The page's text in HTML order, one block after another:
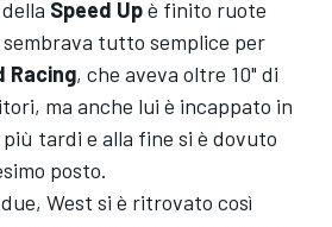
Speed Upè finito ruote
tutto semplice per
Racing, che aveva oltre 10" di
ma anche lui è incappato in
tardi e alla fine si è dovuto
posto.
West si è ritrovato così